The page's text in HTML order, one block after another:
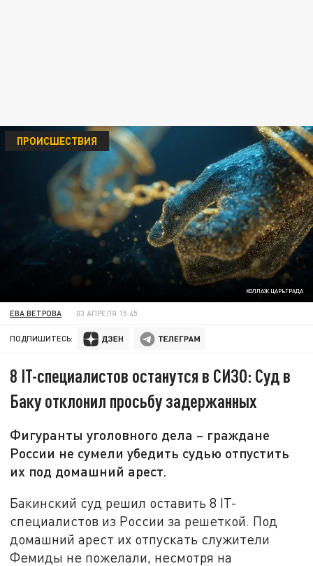
КОЛЛАЖ ЦАРЬГРАДА
ПРОИСШЕСТВИЯ
ЕВА ВЕТРОВА 03 АПРЕЛЯ 15:45
ПОДПИШИТЕСЬ:
8 IT-специалистов останутся в СИЗО: Суд в
Баку отклонил просьбу задержанных
Фигуранты уголовного дела – граждане
России не сумели убедить судью отпустить
их под домашний арест.
Бакинский суд решил оставить 8 IT-
специалистов из России за решеткой. Под
домашний арест их отпускать служители
Фемиды не пожелали, несмотря на